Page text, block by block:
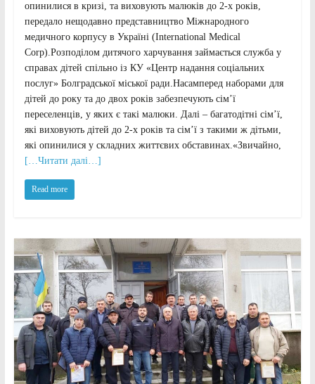
опинилися в кризі, та виховують малюків до 2-х років,
передало нещодавно представництво Міжнародного
медичного корпусу в Україні (International Medical
Corp).Розподілом дитячого харчування займається служба у
справах дітей спільно із КУ «Центр надання соціальних
послуг» Болградської міської ради.Насамперед наборами для
дітей до року та до двох років забезпечують сім’ї
переселенців, у яких є такі малюки. Далі – багатодітні сім’ї,
які виховують дітей до 2-х років та сім’ї з такими ж дітьми,
які опинилися у складних життєвих обставинах.«Звичайно,
[…Читати далі…]
Read more